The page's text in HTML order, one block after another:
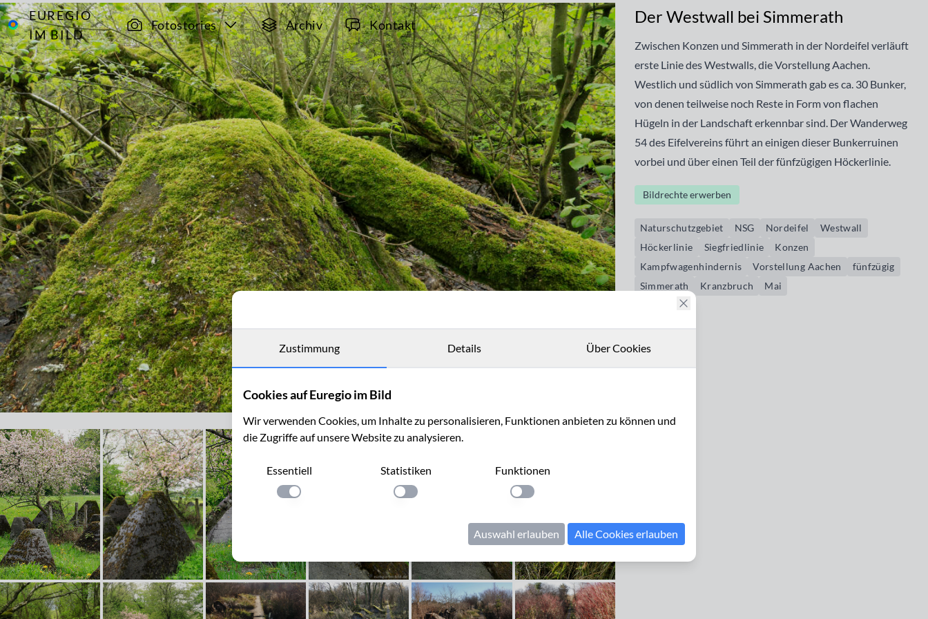
EUREGIO
IM BILD
Fotostories Archiv Kontakt
Archiv 12510 Der Westwall bei Simmerath
Zwischen Konzen und Simmerath in der Nordeifel verläuft
erste Linie des Westwalls, die Vorstellung Aachen.
Westlich und südlich von Simmerath gab es ca. 30 Bunker,
von denen teilweise noch Reste in Form von flachen
Hügeln in der Landschaft erkennbar sind. Der Wanderweg
54 des Eifelvereins führt an einigen dieser Bunkerruinen
vorbei und über einen Teil der fünfzügigen Höckerlinie.
Bildrechte erwerben
Naturschutzgebiet NSG Nordeifel
Westwall
Höckerlinie
Siegfriedlinie
Konzen
Kampfwagenhindernis
Vorstellung Aachen
fünfzügig
Simmerath
Kranzbruch Mai
Zustimmung Details Über Cookies
Cookies auf Euregio im Bild
Wir verwenden Cookies, um Inhalte zu personalisieren, Funktionen anbieten zu können und
die Zugriffe auf unsere Website zu analysieren.
Essentiell
Einstellung anwenden
Statistiken
Einstellung anwenden
Funktionen
Einstellung anwenden
Auswahl erlauben Alle Cookies erlauben